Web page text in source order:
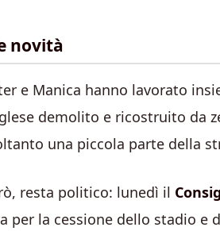
novità
e Manica hanno lavorato
demolito e ricostruito da
una piccola parte della
resta politico: lunedì il
per la cessione dello stadio e